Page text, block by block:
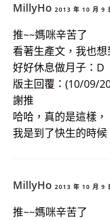
MillyHo 2013 年 10 月 9
推~~媽咪辛苦了
看著生產文，我也
好好休息做月子：D
版主回覆：(10/09/
謝推
哈哈，真的是這樣，
我是到了快生的時
MillyHo 2013 年 10 月 9
推~~媽咪辛苦了